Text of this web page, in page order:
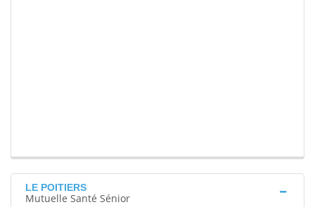
LE POITIERS
Mutuelle Santé Sénior